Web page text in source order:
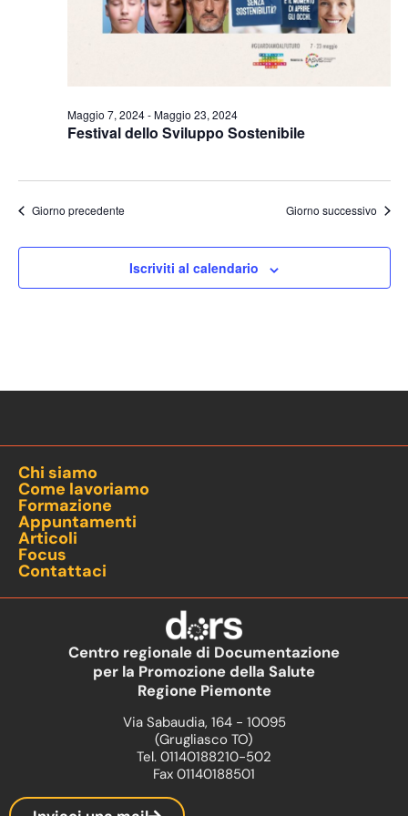
Festival dello Sviluppo Sostenibile
Maggio 7, 2024-Maggio 23, 2024
Giorno precedente Giorno successivo
Iscriviti al calendario
Chi siamo
Come lavoriamo
Formazione
Appuntamenti
Articoli
Focus
Contattaci
Centro regionale di Documentazione
per la Promozione della Salute
Regione Piemonte
Via Sabaudia, 164 - 10095
(Grugliasco TO)
Tel. 01140188210-502
Fax 01140188501